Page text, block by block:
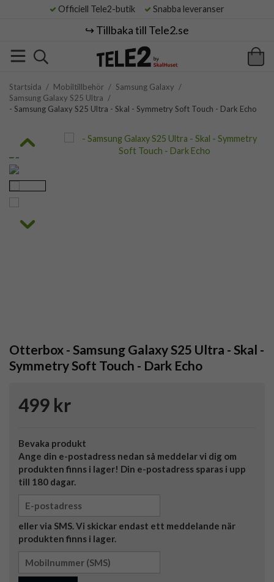
Officiell Tele2-butik Snabba leveranser
↪️ Tillbaka till Tele2.se
Startsida / Mobiltillbehör / Samsung Galaxy /
Samsung Galaxy S25 Ultra /
- Samsung Galaxy S25 Ultra - Skal - Symmetry Soft Touch - Dark Echo
Otterbox - Samsung Galaxy S25 Ultra - Skal -
Symmetry Soft Touch - Dark Echo
499 kr
Bevaka produkt
Ange din e-postadress nedan så meddelar vi dig om
produkten finns i lager! Din e-postadress sparas i upp
till 180 dagar.
eller via SMS. Vi skickar endast ett meddelande när
produkten finns i lager.